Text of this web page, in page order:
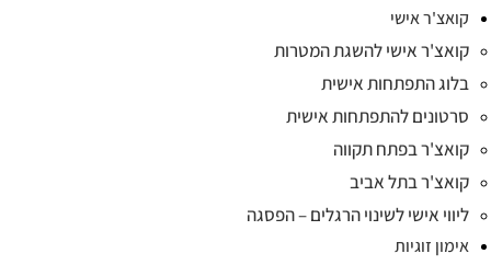
קואצ'ר אישי
קואצ'ר אישי להשגת המטרות
בלוג התפתחות אישית
סרטונים להתפתחות אישית
קואצ'ר בפתח תקווה
קואצ'ר בתל אביב
ליווי אישי לשינוי הרגלים – הפסגה
אימון זוגיות